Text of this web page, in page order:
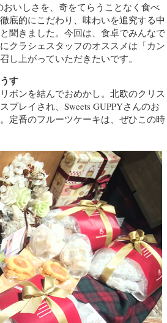
おいしさを、奇をてらうことなく食べ
底的にこだわり、味わいを追究する中
聞きました。今回は、食卓でみんなで
クラシェスタッフのオススメは「カン
し上がっていただきたいです。
す
ボンを結んでおめかし。北欧のクリス
レイされ、Sweets GUPPYさんのお
定番のフルーツケーキは、ぜひこの時